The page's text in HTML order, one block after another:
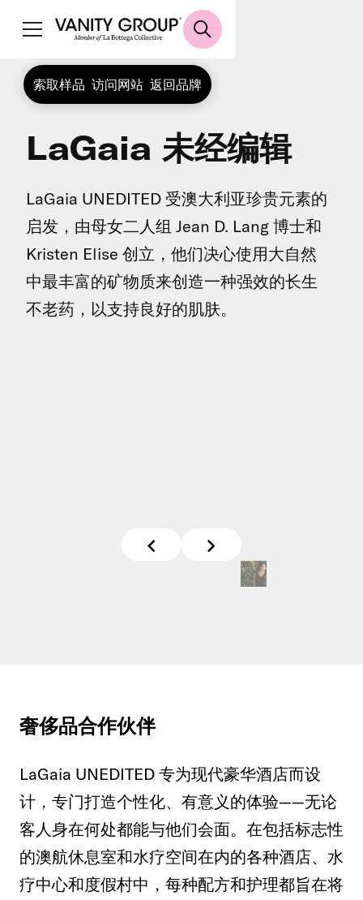
索取样品 访问网站 返回品牌
LaGaia 未经编辑
LaGaia UNEDITED 受澳大利亚珍贵元素的
启发，由母女二人组 Jean D. Lang 博士和
Kristen Elise 创立，他们决心使用大自然
中最丰富的矿物质来创造一种强效的长生
不老药，以支持良好的肌肤。
奢侈品合作伙伴
LaGaia UNEDITED 专为现代豪华酒店而设
计，专门打造个性化、有意义的体验——无论
客人身在何处都能与他们会面。在包括标志性
的澳航休息室和水疗空间在内的各种酒店、水
疗中心和度假村中，每种配方和护理都旨在将